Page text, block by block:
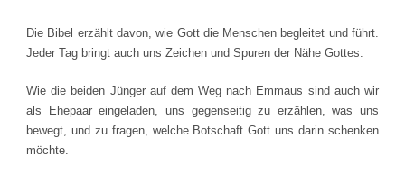
Die Bibel erzählt davon, wie Gott die Menschen begleitet und führt.
Jeder Tag bringt auch uns Zeichen und Spuren der Nähe Gottes.
Wie die beiden Jünger auf dem Weg nach Emmaus sind auch wir
als Ehepaar eingeladen, uns gegenseitig zu erzählen, was uns
bewegt, und zu fragen, welche Botschaft Gott uns darin schenken
möchte.